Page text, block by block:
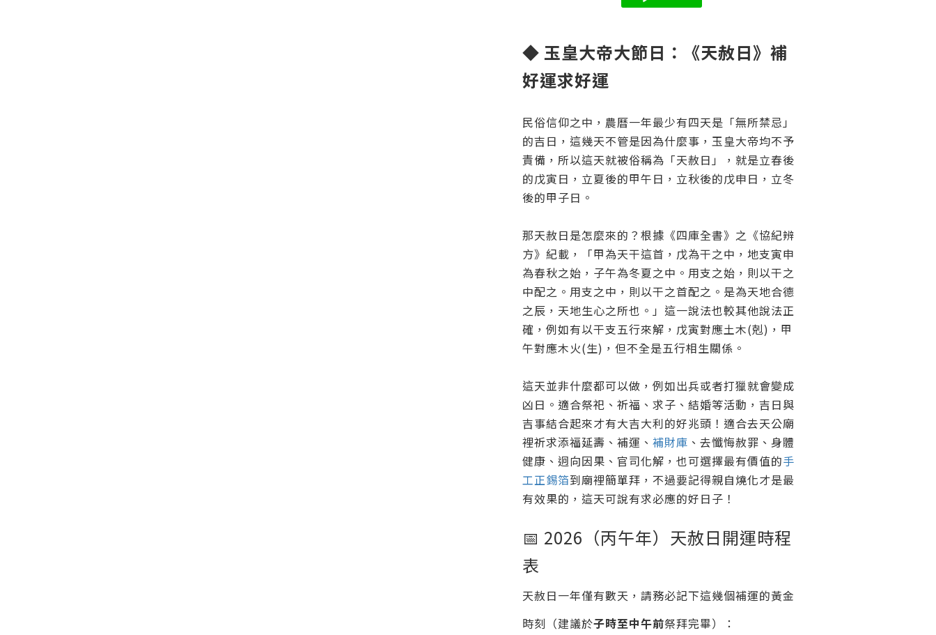
◆ 玉皇大帝大節日：
《天赦日》補
好運求好運
民俗信仰之中，農曆一年最少有四天是「無所禁忌」
的吉日，這幾天不管是因為什麼事，玉皇大帝均不予
責備，所以這天就被俗稱為「天赦日」，就是立春後
的戊寅日，立夏後的甲午日，立秋後的戊申日，立冬
後的甲子日。
那天赦日是怎麼來的？根據《四庫全書》之《協紀辨
方》紀載，「甲為天干這首，戊為干之中，地支寅申
為春秋之始，子午為冬夏之中。用支之始，則以干之
中配之。用支之中，則以干之首配之。是為天地合德
之辰，天地生心之所也。」這一說法也較其他說法正
確，例如有以干支五行來解，戊寅對應土木(剋)，甲
午對應木火(生)，但不全是五行相生關係。
這天並非什麼都可以做，例如出兵或者打獵就會變成
凶日。適合祭祀、祈福、求子、結婚等活動，吉日與
吉事結合起來才有大吉大利的好兆頭！適合去天公廟
裡祈求添福延壽、補運、 補財庫 、去懺悔赦罪、身體
健康、迥向因果、官司化解，也可選擇最有價值的手
工正錫箔到廟裡簡單拜，不過要記得親自燒化才是最
有效果的，這天可說有求必應的好日子！
📅 2026（丙午年）天赦日開運時程
表
天赦日一年僅有數天，請務必記下這幾個補運的黃金
時刻（建議於子時至中午前祭拜完畢）：